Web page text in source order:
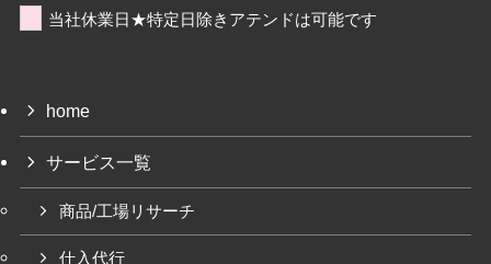
当社休業日★特定日除きアテンドは可能です
home
サービス一覧
商品/工場リサーチ
仕入代行